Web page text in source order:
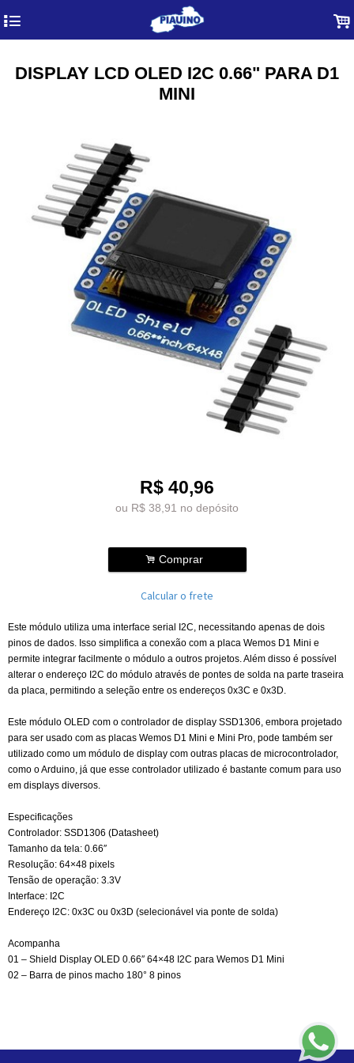
4 .
DISPLAY LCD OLED I2C 0.66" PARA D1
MINI
R$ 40,96
ou R$ 38,91 no depósito
. Comprar
Calcular o frete
Este módulo utiliza uma interface serial I2C, necessitando apenas de dois
pinos de dados. Isso simplifica a conexão com a placa Wemos D1 Mini e
permite integrar facilmente o módulo a outros projetos. Além disso é possível
alterar o endereço I2C do módulo através de pontes de solda na parte traseira
da placa, permitindo a seleção entre os endereços 0x3C e 0x3D.
Este módulo OLED com o controlador de display SSD1306, embora projetado
para ser usado com as placas Wemos D1 Mini e Mini Pro, pode também ser
utilizado como um módulo de display com outras placas de microcontrolador,
como o Arduino, já que esse controlador utilizado é bastante comum para uso
em displays diversos.
Especificações
Controlador: SSD1306 (Datasheet)
Tamanho da tela: 0.66″
Resolução: 64×48 pixels
Tensão de operação: 3.3V
Interface: I2C
Endereço I2C: 0x3C ou 0x3D (selecionável via ponte de solda)
Acompanha
01 – Shield Display OLED 0.66″ 64×48 I2C para Wemos D1 Mini
02 – Barra de pinos macho 180° 8 pinos